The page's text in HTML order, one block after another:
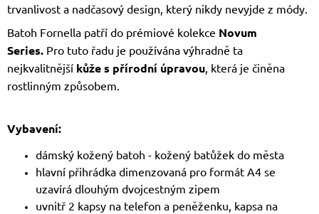
trvanlivost a nadčasový design, který nikdy nevyjde z módy.
Batoh Fornella patří do prémiové kolekce Novum
Series. Pro tuto řadu je používána výhradně ta
nejkvalitnější kůže s přírodní úpravou, která je činěna
rostlinným způsobem.
Vybavení:
dámský kožený batoh - kožený batůžek do města
hlavní přihrádka dimenzovaná pro formát A4 se
uzavírá dlouhým dvojcestným zipem
uvnitř 2 kapsy na telefon a peněženku, kapsa na